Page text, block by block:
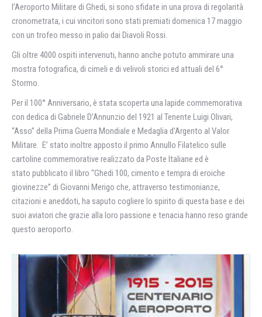
l’Aeroporto Militare di Ghedi, si sono sfidate in una prova di regolarità
cronometrata, i cui vincitori sono stati premiati domenica 17 maggio
con un trofeo messo in palio dai Diavoli Rossi.
Gli oltre 4000 ospiti intervenuti, hanno anche potuto ammirare una
mostra fotografica, di cimeli e di velivoli storici ed attuali del 6°
Stormo.
Per il 100° Anniversario, è stata scoperta una lapide commemorativa
con dedica di Gabriele D’Annunzio del 1921 al Tenente Luigi Olivari,
“Asso” della Prima Guerra Mondiale e Medaglia d’Argento al Valor
Militare. E’ stato inoltre apposto il primo Annullo Filatelico sulle
cartoline commemorative realizzato da Poste Italiane ed è
stato pubblicato il libro “Ghedi 100, cimento e tempra di eroiche
giovinezze” di Giovanni Merigo che, attraverso testimonianze,
citazioni e aneddoti, ha saputo cogliere lo spirito di questa base e dei
suoi aviatori che grazie alla loro passione e tenacia hanno reso grande
questo aeroporto.